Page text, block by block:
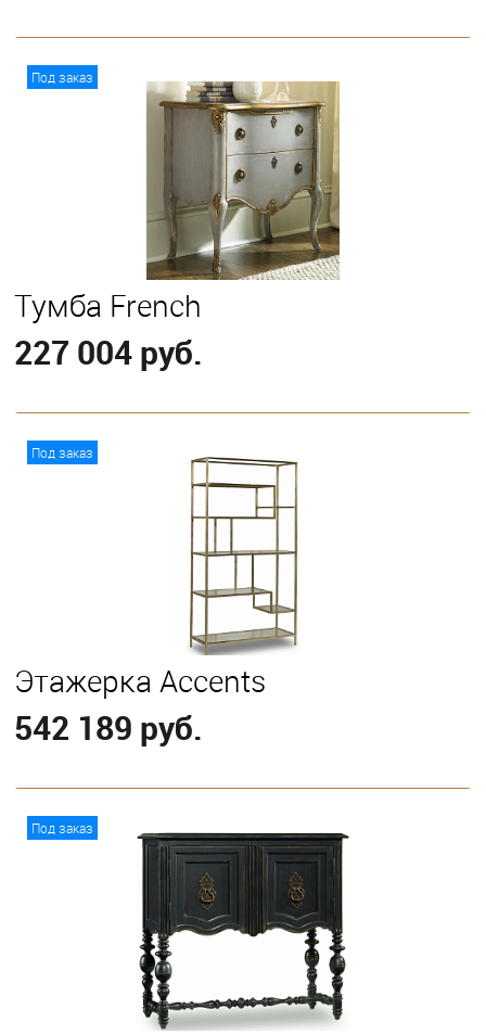
Под заказ
Тумба French
227 004 руб.
Под заказ
Этажерка Accents
542 189 руб.
Под заказ